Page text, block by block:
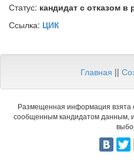
Статус: кандидат с отказом в
Ссылка: ЦИК
Главная ||
Размещенная информация
сообщенным кандидатом данным,